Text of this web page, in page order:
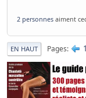
2 personnes aiment
EN HAUT Pages 1